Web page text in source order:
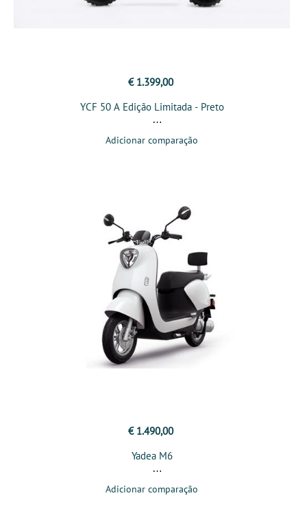
€ 1.399,00
YCF 50 A Edição Limitada - Preto
Adicionar comparação
€ 1.490,00
Yadea M6
Adicionar comparação